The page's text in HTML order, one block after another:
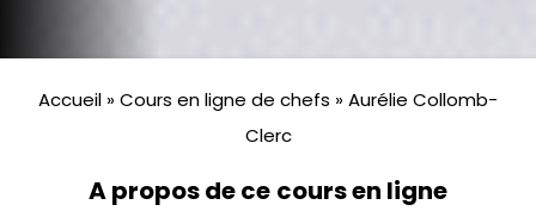
Accueil »Cours en ligne de chefs »Aurélie Collomb-
Clerc
A propos de ce cours en ligne